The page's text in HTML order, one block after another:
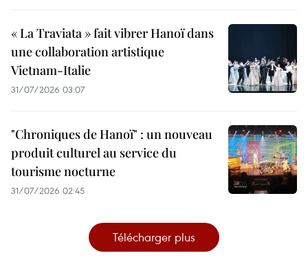
« La Traviata » fait vibrer Hanoï dans
une collaboration artistique
Vietnam-Italie
31/07/2026 03:07
"Chroniques de Hanoï" : un nouveau
produit culturel au service du
tourisme nocturne
31/07/2026 02:45
Télécharger plus